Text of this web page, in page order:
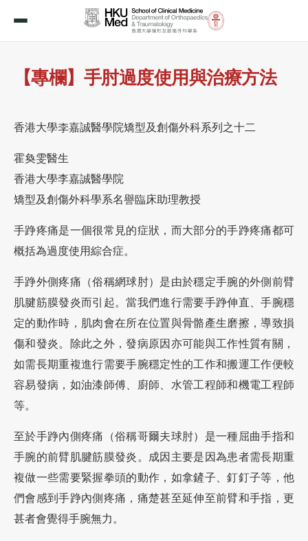
【專欄】手肘過度使用與治療方法
香港大學李嘉誠醫學院矯型及創傷外科系列之十二
霍奐雯醫生
香港大學李嘉誠醫學院
矯型及創傷外科學系名譽臨床助理教授
手踭疼痛是一個很常見的症狀，而大部分的手踭疼痛都可
概括為過度使用綜合症。
手踭外側疼痛（俗稱網球肘）是由於穩定手腕的外側前臂
肌腱筋膜發炎而引起。當我們進行需要手踭伸直、手腕穩
定的動作時，肌肉會在所在位置與骨骼產生磨擦，導致損
傷和發炎。除此之外，發病原因亦可能與工作性質有關，
如需長期重複進行需要手腕穩定性的工作和搬運工作便較
容易發病，如油漆師傅、廚師、水管工程師和機電工程師
等。
至於手踭內側疼痛（俗稱哥爾夫球肘）是一種屈曲手指和
手腕的前臂肌腱筋膜發炎。成因主要是因為患者需長期重
複做一些需要緊握拳頭的動作，如拿鏟子、釘釘子等，他
們會感到手踭內側疼痛，痛楚甚至延伸至前臂和手指，更
甚者會覺得手腕無力。